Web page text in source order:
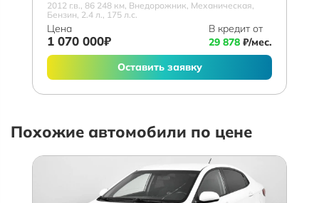
2012 г.в., 86 248 км, Внедорожник, Механическая,
Бензин, 2.4 л., 175 л.с.
Цена
1 070 000₽
В кредит от
29 878 ₽/мес.
Оставить заявку
Похожие автомобили по цене